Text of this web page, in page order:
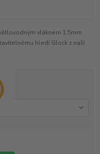
vláknem 1,5mm.
hledí Glock z naší